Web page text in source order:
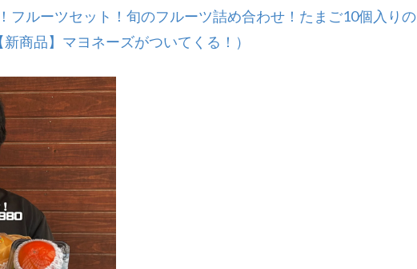
フルーツセット！旬のフルーツ詰め合わせ！たまご10個入りの
商品】マヨネーズがついてくる！）